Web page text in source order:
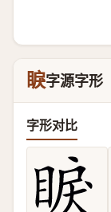
睙字源字形
字形对比